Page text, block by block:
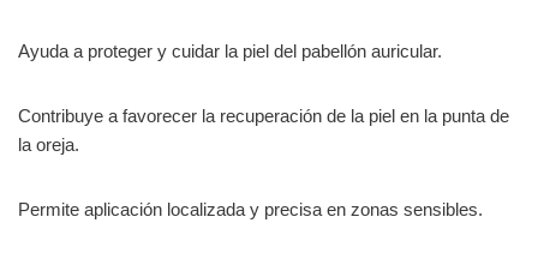
Ayuda a proteger y cuidar la piel del pabellón auricular.
Contribuye a favorecer la recuperación de la piel en la punta de
la oreja.
Permite aplicación localizada y precisa en zonas sensibles.